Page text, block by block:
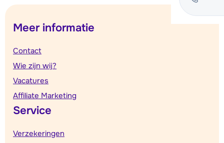
Meer informatie
Contact
Wie zijn wij?
Vacatures
Affiliate Marketing
Service
Verzekeringen